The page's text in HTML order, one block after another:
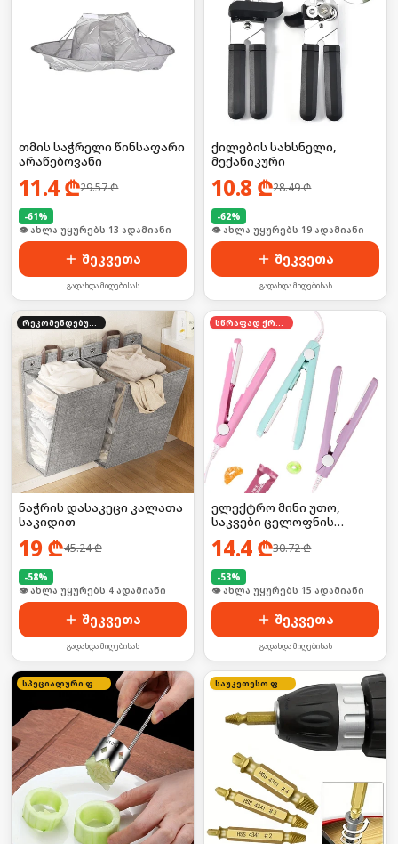
თმის საჭრელი წინსაფარი
არაწებოვანი
11.4₾29.57₾
-61%
🛒 ბოლო 24სთ-ში იყიდა 16-მა
შეკვეთა
გადახდა მიღებისას
ქილების სახსნელი,
მექანიკური
10.8 ₾28.49₾
-62%
🛒 ბოლო 24სთ-ში იყიდა 31-მა
შეკვეთა
გადახდა მიღებისას
ნაჭრის დასაკეცი კალათა
საკიდით
19 ₾45.24₾
-58%
🛒 ბოლო 24სთ-ში იყიდა 3-მა
შეკვეთა
გადახდა მიღებისას
ელექტრო მინი უთო,
საკვები ცელოფნის
დასალუქი
14.4₾30.72₾
-53%
🛒 ბოლო 24სთ-ში იყიდა 26-მა
შეკვეთა
გადახდა მიღებისას